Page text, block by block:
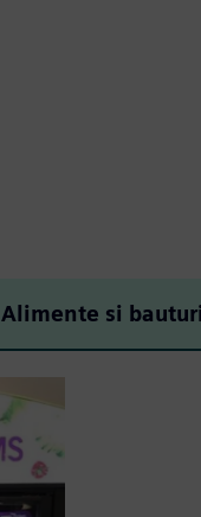
Alimente si bauturi